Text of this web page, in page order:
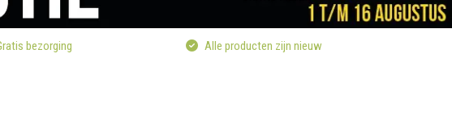
bezorging Alle producten zijn nieuw